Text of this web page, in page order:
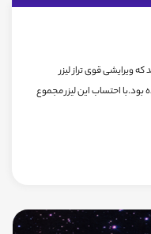
که ویرایشی قوی تراز لیزر
احتساب این لیزر مجموع